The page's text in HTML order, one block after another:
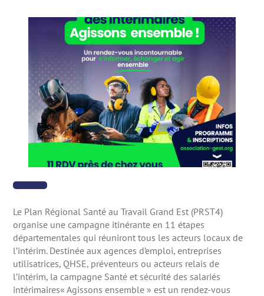
Le Plan Régional Santé au Travail Grand Est (PRST4)
organise une campagne itinérante en 11 étapes
départementales qui réuniront tous les acteurs locaux de
l’intérim. Destinée aux agences d’emploi, entreprises
utilisatrices, QHSE, préventeurs ou acteurs relais de
l’intérim, la campagne Santé et sécurité des salariés
intérimaires« Agissons ensemble » est un rendez-vous